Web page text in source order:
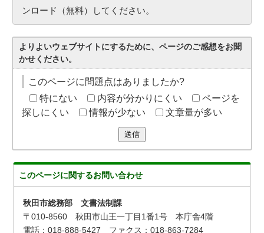
ンロード（無料）してください。
よりよいウェブサイトにするために、ページのご感想をお聞
かせください。
このページに問題点はありましたか?
特にない
内容が分かりにくい
ページを
探しにくい
情報が少ない 文章量が多い
送信
このページに関するお問い合わせ
秋田市総務部 文書法制課
〒010-8560 秋田市山王一丁目1番1号 本庁舎4階
電話：018-888-5427 ファクス：018-863-7284